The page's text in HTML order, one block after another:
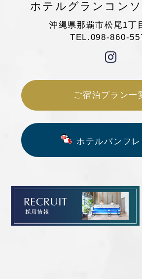
ホテルグランコン
沖縄県那覇市松尾1丁
TEL.098-860-
ご宿泊プラン一
ホテルパンフレ